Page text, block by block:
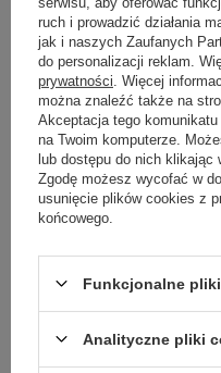
Napisz
Treść twojej opinii
Dodaj własne zdjęcie
ruch i prowadzić działania
jak i naszych Zaufanych
do personalizacji reklam.
prywatności . Więcej
można znaleźć także na
Akceptacja tego
na Twoim komputerze.
lub dostępu do nich klikając
Zgodę możesz wycofać w
usunięcie plików cookies z
końcowego.
Funkcjonalne
Analityczne pliki